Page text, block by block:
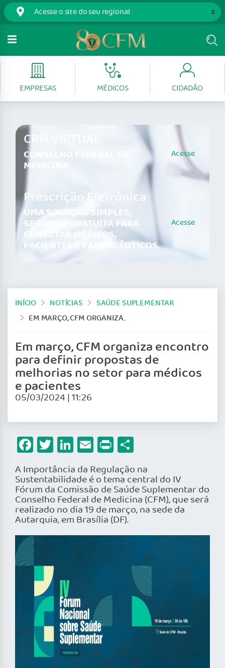
EMPRESAS MÉDICOS CIDADÃO
CRM VIRTUAL
CONSELHO FEDERAL DE
MEDICINA
Acesse
Prescrição Eletrônica
UMA SOLUÇÃO SIMPLES,
SEGURA E GRATUITA PARA
CONECTAR MÉDICOS,
PACIENTES E FARMACÊUTICOS.
Acesse
INÍCIO NOTÍCIAS
SAÚDE SUPLEMENTAR
EM MARÇO, CFM ORGANIZA ENCONTRO PARA DEFINIR PROPOSTAS DE MELHORIAS NO SETOR PARA MÉDICOS E PACIENTES
Em março, CFM organiza encontro
para definir propostas de
melhorias no setor para médicos
e pacientes
05/03/2024 | 11:26
Facebook
Twitter
LinkedIn
Email
Print
A Importância da Regulação na
Sustentabilidade é o tema central do IV
Fórum da Comissão de Saúde Suplementar do
Conselho Federal de Medicina (CFM), que será
realizado no dia 19 de março, na sede da
Autarquia, em Brasília (DF).